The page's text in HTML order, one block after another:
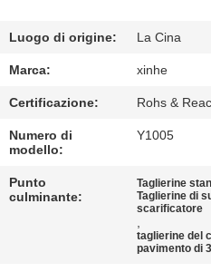
CONTROLLO
DELLA
QUALITÀ
CONTATTACI
Luogo di origine: La Cina
Marca: xinhe
Certificazione: Rohs &
Numero di
modello:
Y1005
Punto
culminante:
Taglierine
Taglierine di
scarificatore
,
taglierine del
pavimento di